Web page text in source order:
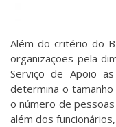
Além do critério do
organizações pela
Serviço de Apoio as
determina o
o número de
além dos